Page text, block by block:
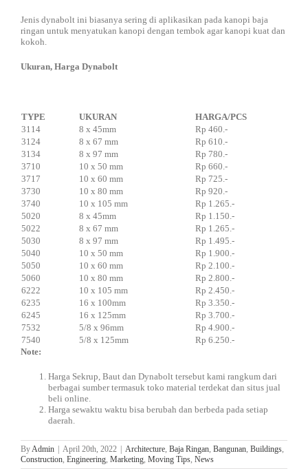
Jenis dynabolt ini biasanya sering di aplikasikan pada kanopi baja
ringan untuk menyatukan kanopi dengan tembok agar kanopi kuat dan
kokoh.
Ukuran, Harga Dynabolt
TYPE UKURAN
HARGA/PCS
3114
8 x 45mm
Rp 460.-
3124
8 x 67 mm
Rp 610.-
3134
8 x 97 mm
Rp 780.-
3710
10 x 50 mm
Rp 660.-
3717
10 x 60 mm
Rp 725.-
3730
10 x 80 mm
Rp 920.-
3740
10 x 105 mm
Rp 1.265.-
5020
8 x 45mm
Rp 1.150.-
5022
8 x 67 mm
Rp 1.265.-
5030
8 x 97 mm
Rp 1.495.-
5040
10 x 50 mm
Rp 1.900.-
5050
10 x 60 mm
Rp 2.100.-
5060
10 x 80 mm
Rp 2.800.-
6222
10 x 105 mm
Rp 2.450.-
6235
16 x 100mm
Rp 3.350.-
6245
16 x 125mm
Rp 3.700.-
7532
5/8 x 96mm
Rp 4.900.-
7540
5/8 x 125mm
Rp 6.250.-
Note:
Harga Sekrup, Baut dan Dynabolt tersebut kami rangkum dari
berbagai sumber termasuk toko material terdekat dan situs jual
beli online.
Harga sewaktu waktu bisa berubah dan berbeda pada setiap
daerah.
ByAdmin | April 20th, 2022 | Architecture, Baja Ringan, Bangunan, Buildings,
Construction, Engineering, Marketing, Moving Tips, News